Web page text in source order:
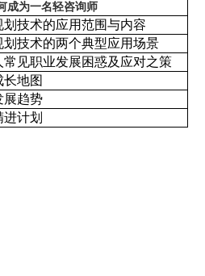
为一名轻咨询师
划技术的应用范围与内容
划技术的两个典型应用场景
常见职业发展困惑及应对之策
长地图
展趋势
进计划